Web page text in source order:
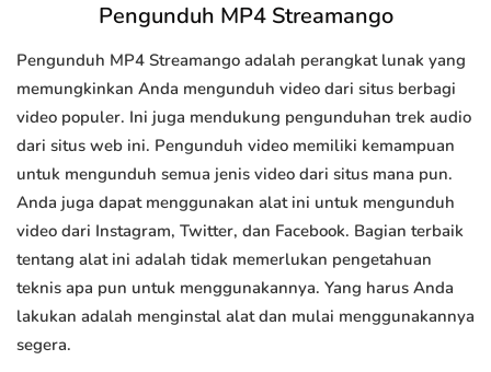
Pengunduh MP4 Streamango
Pengunduh MP4 Streamango adalah perangkat lunak yang
memungkinkan Anda mengunduh video dari situs berbagi
video populer. Ini juga mendukung pengunduhan trek audio
dari situs web ini. Pengunduh video memiliki kemampuan
untuk mengunduh semua jenis video dari situs mana pun.
Anda juga dapat menggunakan alat ini untuk mengunduh
video dari Instagram, Twitter, dan Facebook. Bagian terbaik
tentang alat ini adalah tidak memerlukan pengetahuan
teknis apa pun untuk menggunakannya. Yang harus Anda
lakukan adalah menginstal alat dan mulai menggunakannya
segera.